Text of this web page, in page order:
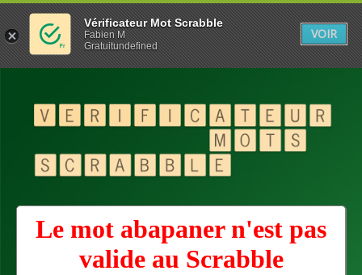
Le mot abapaner n'est pas
valide au Scrabble
Vérificateur Mot Scrabble
Fabien M
Gratuitundefined
VOIR